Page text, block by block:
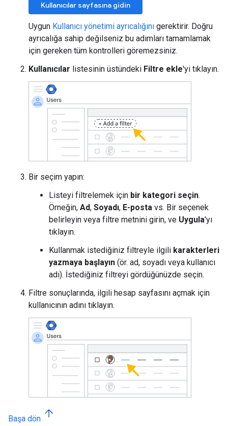
Kullanıcılar sayfasına gidin
Uygun Kullanıcı yönetimi ayrıcalığını gerektirir. Doğru
ayrıcalığa sahip değilseniz bu adımları tamamlamak
için gereken tüm kontrolleri göremezsiniz.
Kullanıcılar listesinin üstündeki Filtre ekle'yi tıklayın.
Bir seçim yapın:
Listeyi filtrelemek için bir kategori seçin.
Örneğin, Ad, Soyadı, E-posta vs. Bir seçenek
belirleyin veya filtre metnini girin, ve Uygula'yı
tıklayın.
Kullanmak istediğiniz filtreyle ilgili karakterleri
yazmaya başlayın (ör. ad, soyadı veya kullanıcı
adı). İstediğiniz filtreyi gördüğünüzde seçin.
Filtre sonuçlarında, ilgili hesap sayfasını açmak için
kullanıcının adını tıklayın.
Başa dön